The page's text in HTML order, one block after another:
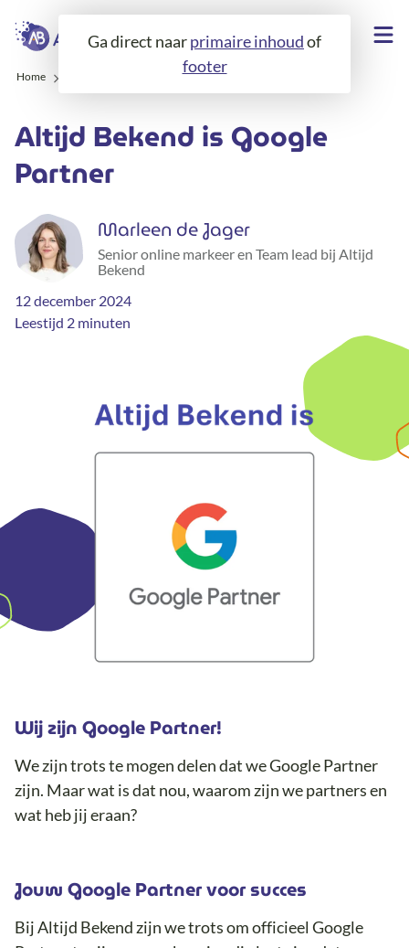
Ga direct naarprimaire inhoudof
footer
Home Wij zijn Google Partner!
Altijd Bekend is Google
Partner
Marleen de Jager
Senior online markeer en Team lead bij Altijd
Bekend
12 december 2024
Leestijd 2 minuten
Wij zijn Google Partner!
We zijn trots te mogen delen dat we Google Partner
zijn. Maar wat is dat nou, waarom zijn we partners en
wat heb jij eraan?
Jouw Google Partner voor succes
Bij Altijd Bekend zijn we trots om officieel Google